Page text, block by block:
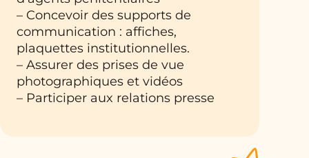
– Concevoir des supports de
communication : affiches,
plaquettes institutionnelles.
– Assurer des prises de vue
photographiques et vidéos
– Participer aux relations presse